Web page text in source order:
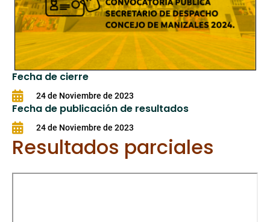
Fecha de cierre
24 de Noviembre de 2023
Fecha de publicación de resultados
24 de Noviembre de 2023
Resultados parciales